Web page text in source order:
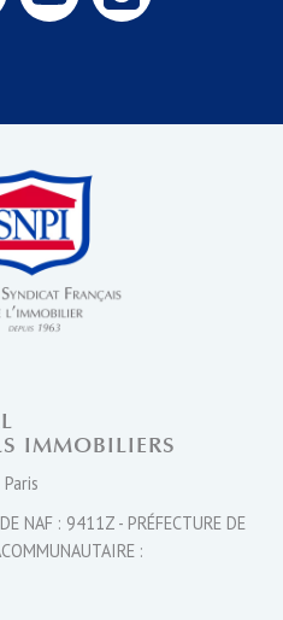
IMMOBILIERS
NAF : 9411Z - PRÉFECTURE DE
: